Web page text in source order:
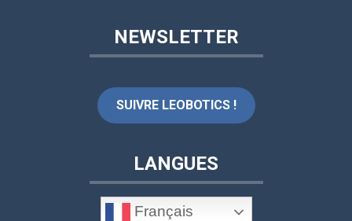
NEWSLETTER
SUIVRE LEOBOTICS !
LANGUES
Français